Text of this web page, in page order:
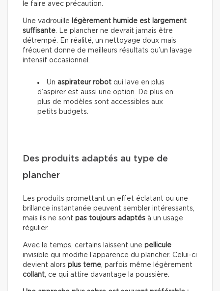
le faire avec précaution.
Une vadrouille
légèrement humide est largement
suffisante . Le plancher ne devrait jamais être
détrempé. En réalité, un nettoyage doux mais
fréquent donne de meilleurs résultats qu’un lavage
intensif occasionnel.
Un aspirateur robot qui lave en plus
d’aspirer est aussi une option. De plus en
plus de modèles sont accessibles aux
petits budgets.
Des produits adaptés au type de
plancher
Les produits promettant un effet éclatant ou une
brillance instantanée peuvent sembler intéressants,
mais ils ne sont pas toujours adaptés à un usage
régulier.
Avec le temps, certains laissent une pellicule
invisible qui modifie l’apparence du plancher. Celui-ci
devient alors plus terne , parfois même légèrement
collant , ce qui attire davantage la poussière.